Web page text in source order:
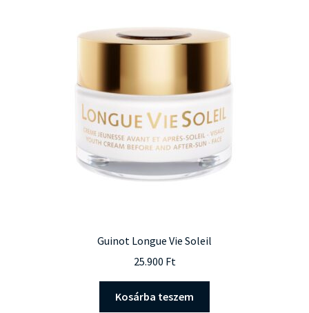
Guinot Longue Vie Soleil
25.900 Ft
Kosárba teszem